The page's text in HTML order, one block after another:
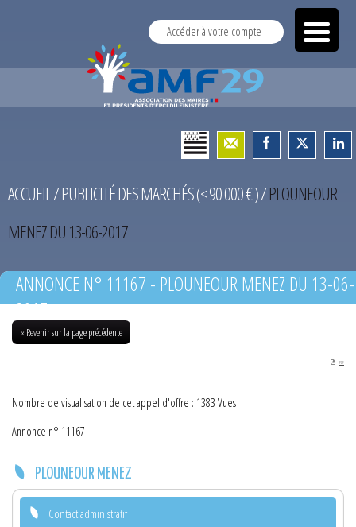
Accéder à votre compte
ACCUEIL/PUBLICITÉ DES MARCHÉS (< 90 000 € )/PLOUNEOUR
MENEZ DU 13-06-2017
ANNONCE N° 11167 - PLOUNEOUR MENEZ DU 13-06-
2017
« Revenir sur la page précédente
PDF
Nombre de visualisation de cet appel d'offre : 1383 Vues
Annonce n° 11167
PLOUNEOUR MENEZ
Contact administratif